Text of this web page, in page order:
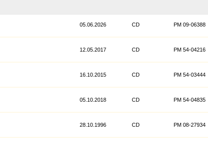
05.06.2026 CD PM 09-06388
12.05.2017 CD PM 54-04216
16.10.2015 CD PM 54-03444
05.10.2018 CD PM 54-04835
28.10.1996 CD PM 08-27934